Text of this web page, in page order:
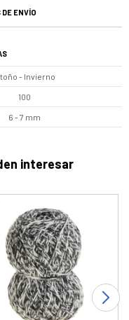
ENVÍO
- Invierno
100
6 - 7 mm
interesar